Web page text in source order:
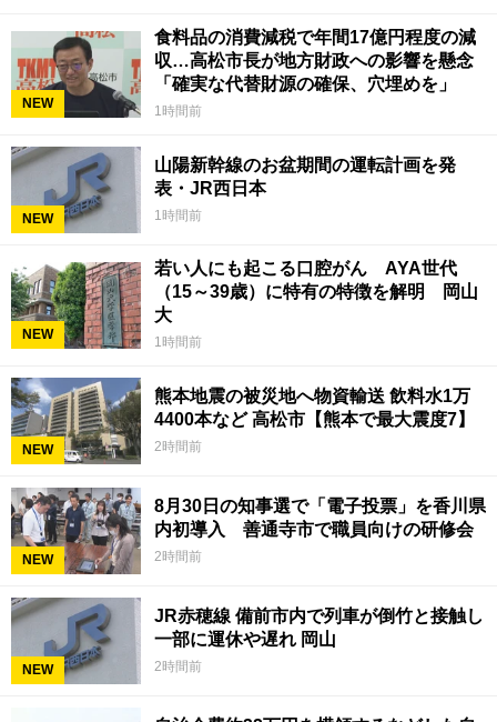
NEW
食料品の消費減税で年間17億円程度の減
収…高松市長が地方財政への影響を懸念
「確実な代替財源の確保、穴埋めを」
1時間前
NEW
山陽新幹線のお盆期間の運転計画を発
表・JR西日本
1時間前
NEW
若い人にも起こる口腔がん AYA世代
（15～39歳）に特有の特徴を解明 岡山
大
1時間前
NEW
熊本地震の被災地へ物資輸送 飲料水1万
4400本など 高松市【熊本で最大震度7】
2時間前
NEW
8月30日の知事選で「電子投票」を香川県
内初導入 善通寺市で職員向けの研修会
2時間前
NEW
JR赤穂線 備前市内で列車が倒竹と接触し
一部に運休や遅れ 岡山
2時間前